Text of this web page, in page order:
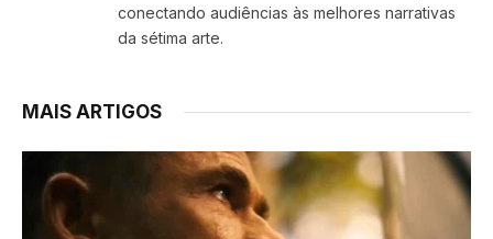
conectando audiências às melhores narrativas
da sétima arte.
MAIS ARTIGOS